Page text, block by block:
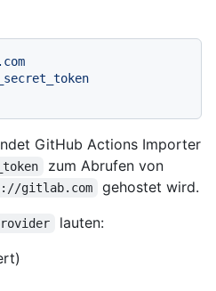
GitHub Actions Importer
zum Abrufen von
gitlab.com
gehostet wird.
lauten: